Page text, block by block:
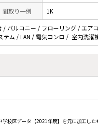
間取り一例 1K
バルコニー / フローリング / エア
テム / LAN / 電気コンロ / 室内洗濯
校区データ【2021年度】を元に加工し